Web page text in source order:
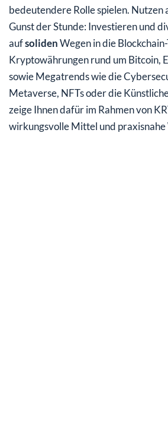
bedeutendere Rolle spielen. Nutzen
Gunst der Stunde: Investieren und
aufsolidenWegen in die
Kryptowährungen rund um Bitcoin,
sowie Megatrends wie die
Metaverse, NFTs oder die
zeige Ihnen dafür im Rahmen von
wirkungsvolle Mittel und praxisnahe